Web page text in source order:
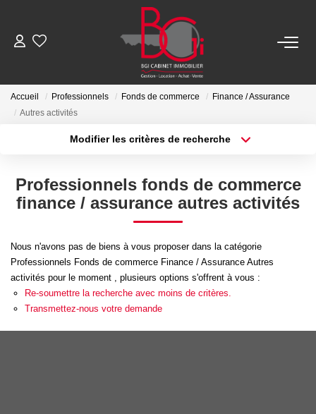
ACHETER
LOUER
Télécharger Le Dossier De Location
ESTIMER
Accueil Professionnels Fonds de commerce
Finance / Assurance
Autres activités
Modifier les critères de recherche
Sélectionnez...
Type de bien
Surface min
Créer une alerte
Professionnels fonds de commerce
finance / assurance autres activités
Nous n'avons pas de biens à vous proposer dans la catégorie
Professionnels Fonds de commerce Finance / Assurance Autres
activités pour le moment , plusieurs options s'offrent à vous :
Re-soumettre la recherche avec moins de critères.
Transmettez-nous votre demande